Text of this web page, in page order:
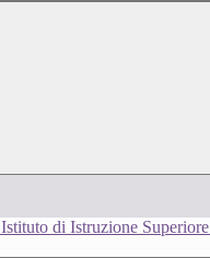
Istituto di Istruzione Superiore